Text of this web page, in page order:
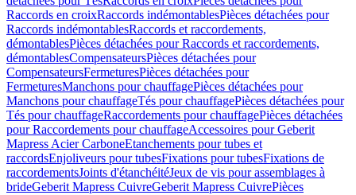
Raccords en croixRaccords indémontablesPièces détachées pour
Raccords indémontablesRaccords et raccordements,
démontablesPièces détachées pour Raccords et raccordements,
démontablesCompensateursPièces détachées pour
CompensateursFermeturesPièces détachées pour
FermeturesManchons pour chauffagePièces détachées pour
Manchons pour chauffageTés pour chauffagePièces détachées pour
Tés pour chauffageRaccordements pour chauffagePièces détachées
pour Raccordements pour chauffageAccessoires pour Geberit
Mapress Acier CarboneEtanchements pour tubes et
raccordsEnjoliveurs pour tubesFixations pour tubesFixations de
raccordementsJoints d'étanchéitéJeux de vis pour assemblages à
brideGeberit Mapress CuivreGeberit Mapress CuivrePièces